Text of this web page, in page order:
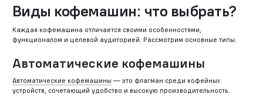
Виды кофемашин: что выбрать?
Каждая кофемашина отличается своими особенностями,
функционалом и целевой аудиторией. Рассмотрим основные типы.
Автоматические кофемашины
Автоматические кофемашины — это флагман среди кофейных
устройств, сочетающий удобство и высокую производительность.